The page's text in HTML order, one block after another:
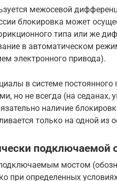
межосевой
блокировка может
типа или же
в автоматическом
электронного привода).
в системе постоянного
но не всегда (на седанах,
наличие
только на одной из
подключаемой
мостом
при определенных